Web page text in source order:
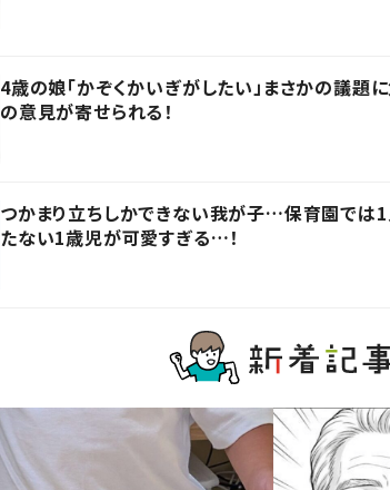
4歳の娘「かぞくかいぎがしたい」まさかの議題
の意見が寄せられる！
つかまり立ちしかできない我が子…保育園では1
たない1歳児が可愛すぎる…！